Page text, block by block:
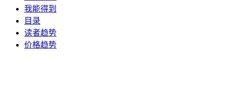
我能得到
目录
读者趋势
价格趋势